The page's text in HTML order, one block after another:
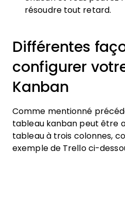
résoudre tout retard.
Différentes
configurer
Kanban
Comme mentionné
tableau kanban peut être
tableau à trois colonnes,
exemple de Trello ci-